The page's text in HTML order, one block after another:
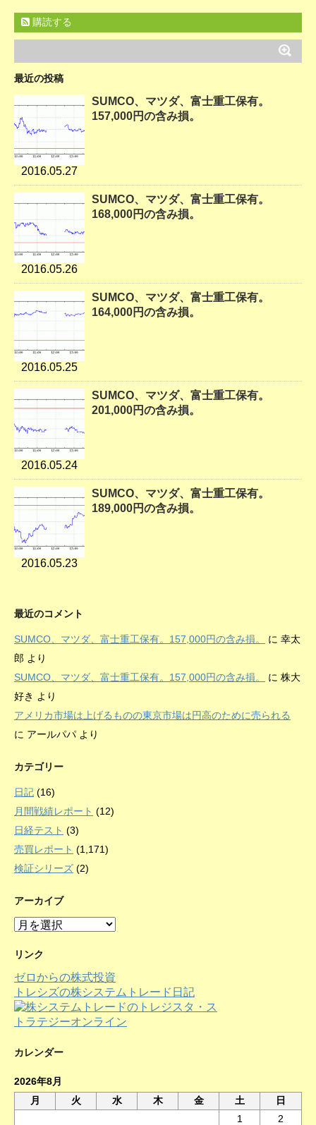
購読する
最近の投稿
2016.05.27
SUMCO、マツダ、富士重工保有。
157,000円の含み損。
2016.05.26
SUMCO、マツダ、富士重工保有。
168,000円の含み損。
2016.05.25
SUMCO、マツダ、富士重工保有。
164,000円の含み損。
2016.05.24
SUMCO、マツダ、富士重工保有。
201,000円の含み損。
2016.05.23
SUMCO、マツダ、富士重工保有。
189,000円の含み損。
最近のコメント
SUMCO、マツダ、富士重工保有。157,000円の含み損。 に 幸太
郎 より
SUMCO、マツダ、富士重工保有。157,000円の含み損。
に 株大
好き より
アメリカ市場は上げるものの東京市場は円高のために売られる
に アールパパ より
カテゴリー
日記 (16)
月間戦績レポート (12)
日経テスト (3)
売買レポート (1,171)
検証シリーズ (2)
アーカイブ
ア
カ
ブ
リンク
ゼロからの株式投資
トレシズの株システムトレード日記
カレンダー
2026年8月
月
火 水 木 金 土
日
1
2